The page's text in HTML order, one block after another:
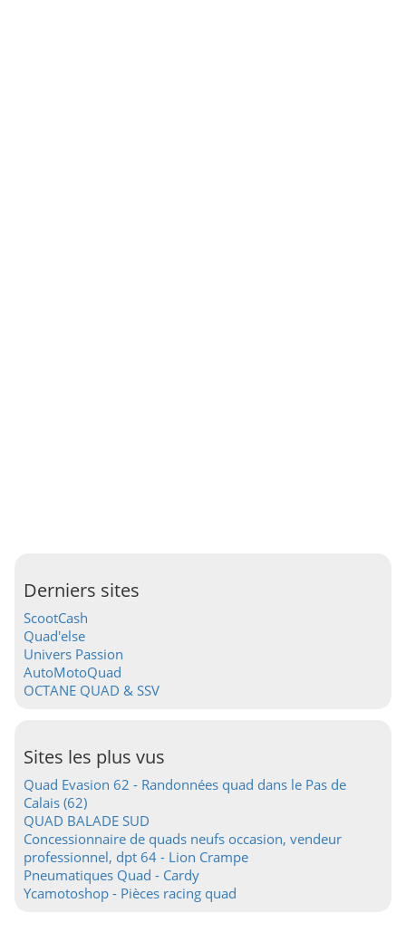
Derniers sites
ScootCash
Quad'else
Univers Passion
AutoMotoQuad
OCTANE QUAD & SSV
Sites les plus vus
Quad Evasion 62 - Randonnées quad dans le Pas de
Calais (62)
QUAD BALADE SUD
Concessionnaire de quads neufs occasion, vendeur
professionnel, dpt 64 - Lion Crampe
Pneumatiques Quad - Cardy
Ycamotoshop - Pièces racing quad